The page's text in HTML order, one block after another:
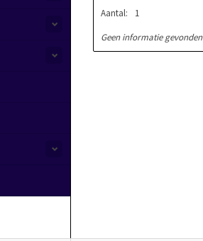
Aantal:
1
Geen informatie gevonden